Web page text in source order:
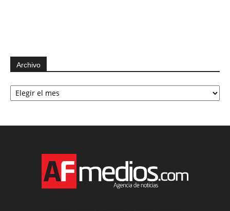
Archivo
Archivo